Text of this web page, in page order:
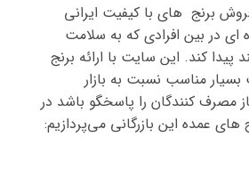
برنج های با کیفیت ایرانی
ای در بین افرادی که به سلامت
کند. این سایت با ارائه برنج
بسیار مناسب نسبت به بازار
مصرف کنندگان را پاسخگو باشد در
های عمده این بازرگانی می‌پردازیم: